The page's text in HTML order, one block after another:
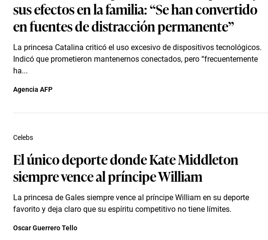
sus efectos en la familia: “Se han convertido
en fuentes de distracción permanente”
La princesa Catalina criticó el uso excesivo de dispositivos tecnológicos.
Indicó que prometieron mantenernos conectados, pero “frecuentemente
ha...
Agencia AFP
El único deporte donde Kate Middleton
siempre vence al príncipe William
La princesa de Gales siempre vence al príncipe William en su deporte
favorito y deja claro que su espíritu competitivo no tiene límites.
Celebs
Oscar Guerrero Tello